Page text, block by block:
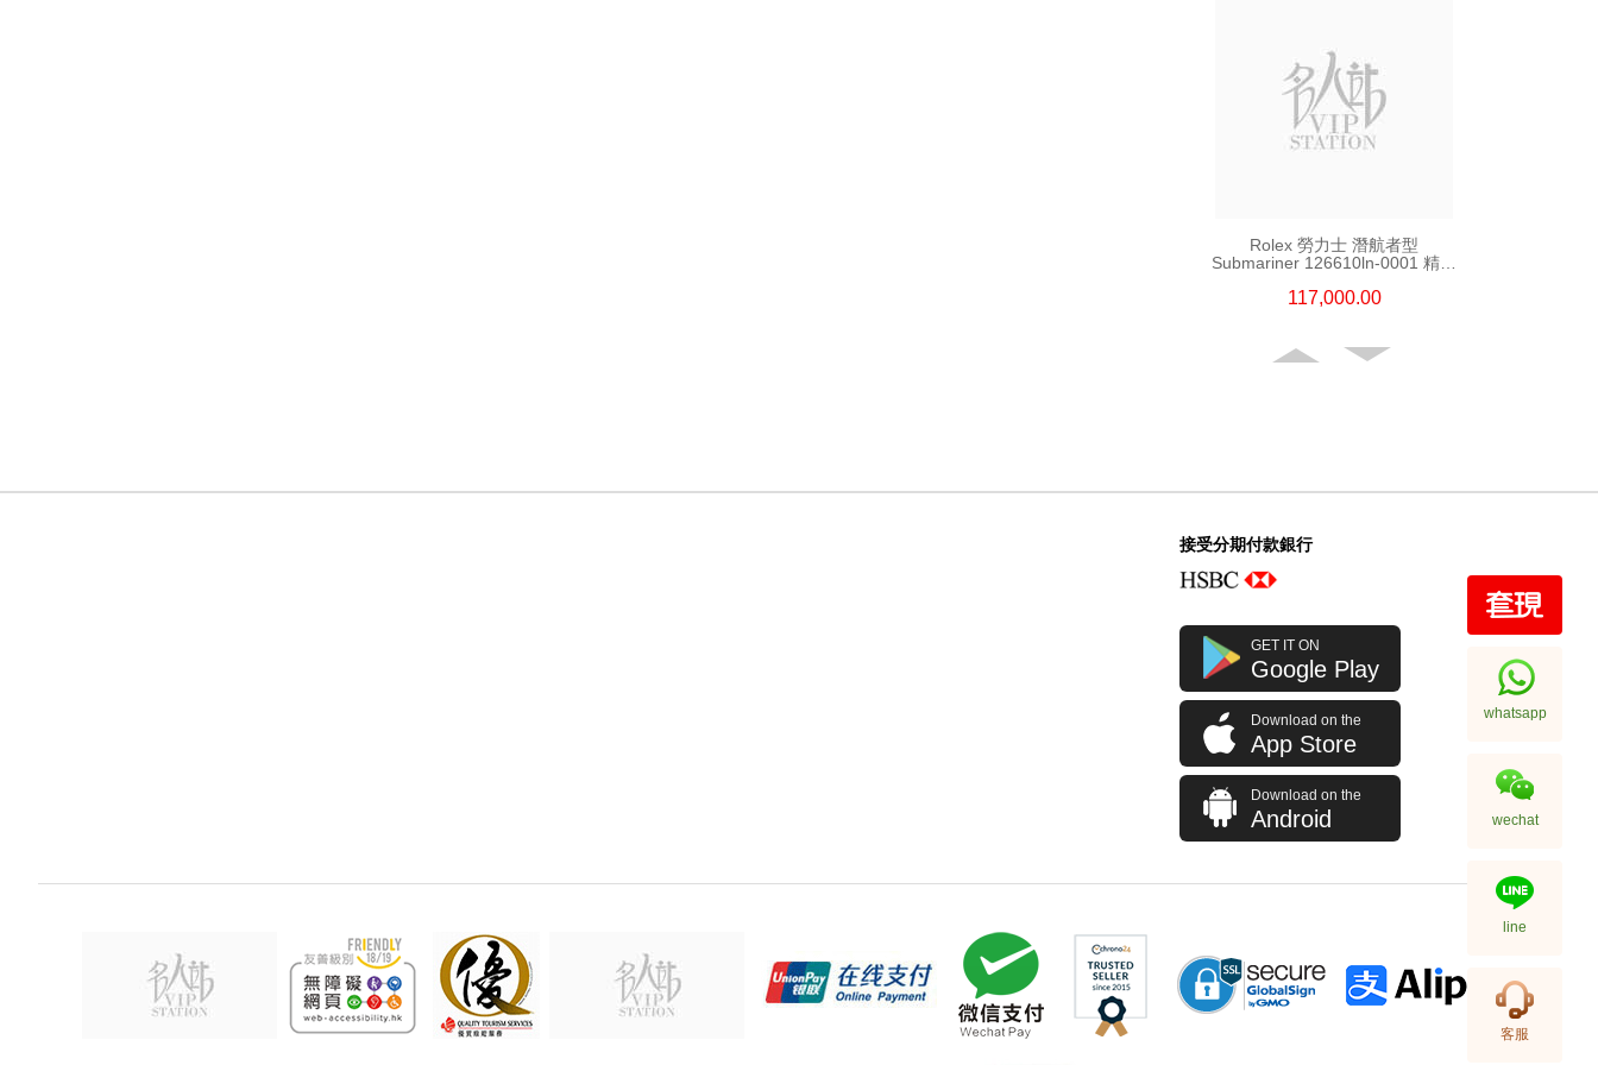
Rolex 勞力士 潛航者型
Submariner 126610ln-0001 精鋼
117,000.00
Rolex 勞力士 格林尼治型 Ii Gmt-
Master Ii 126710blro-0001 精鋼
百事圈
256,000.00
接受分期付款銀行
GET IT ON
Google Play
Download on the
App Store
Download on the
Android
whatsapp
wechat
line
客服